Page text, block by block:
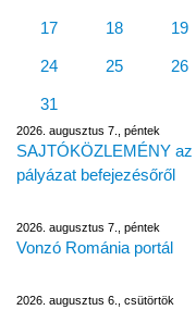
17 18 19
24 25 26
31
2026. augusztus 7., péntek
SAJTÓKÖZLEMÉNY
pályázat befejezésőről
2026. augusztus 7., péntek
Vonzó Románia portál
2026. augusztus 6., csütörtök